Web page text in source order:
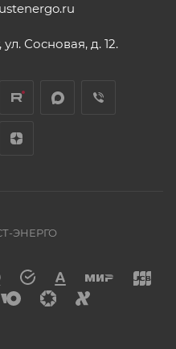
ул. Сосновая, д. 12.
ЭНЕРГО